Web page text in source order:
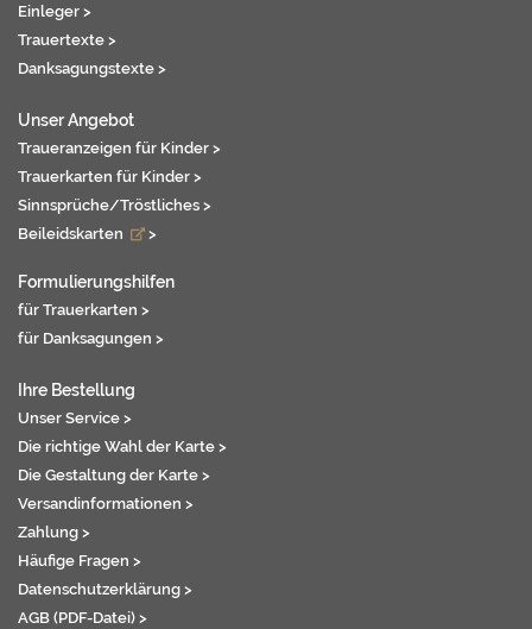
Einleger >
Trauertexte >
Danksagungstexte >
Unser Angebot
Traueranzeigen für Kinder >
Trauerkarten für Kinder >
Sinnsprüche/Tröstliches >
Beileidskarten
>
Formulierungshilfen
für Trauerkarten >
für Danksagungen >
Ihre Bestellung
Unser Service >
Die richtige Wahl der Karte >
Die Gestaltung der Karte >
Versandinformationen >
Zahlung >
Häufige Fragen >
Datenschutzerklärung >
AGB (PDF-Datei) >